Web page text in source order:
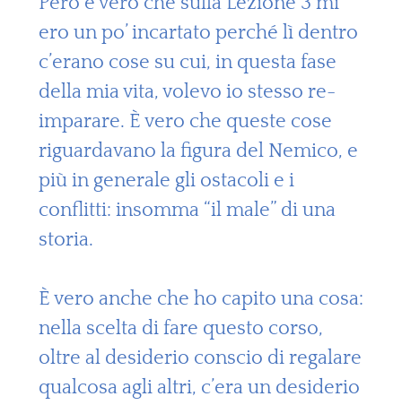
ero un po’ incartato perché lì dentro
c’erano cose su cui, in questa fase
della mia vita, volevo io stesso re-
imparare. È vero che queste cose
riguardavano la figura del Nemico, e
più in generale gli ostacoli e i
conflitti: insomma “il male” di una
storia.
È vero anche che ho capito una cosa:
nella scelta di fare questo corso,
oltre al desiderio conscio di regalare
qualcosa agli altri, c’era un desiderio